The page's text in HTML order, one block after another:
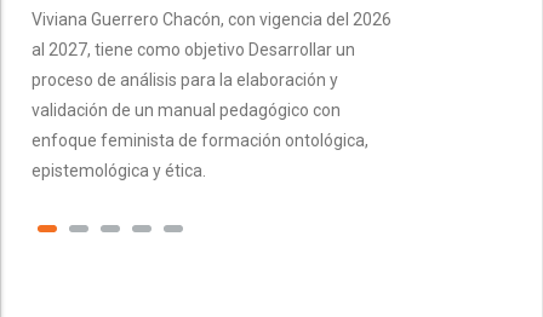
Viviana Guerrero Chacón, con vigencia del 2026
al 2027, tiene como objetivo Desarrollar un
proceso de análisis para la elaboración y
validación de un manual pedagógico con
enfoque feminista de formación ontológica,
epistemológica y ética.